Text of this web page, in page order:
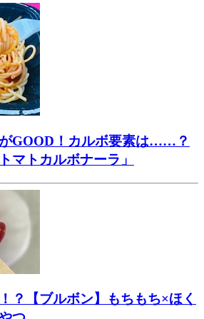
GOOD！カルボ要素は……？
マトカルボナーラ」
？【ブルボン】もちもち×ほく